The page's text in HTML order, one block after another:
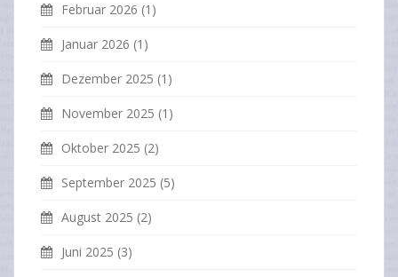
Februar 2026 (1)
Januar 2026 (1)
Dezember 2025 (1)
November 2025 (1)
Oktober 2025 (2)
September 2025 (5)
August 2025 (2)
Juni 2025 (3)